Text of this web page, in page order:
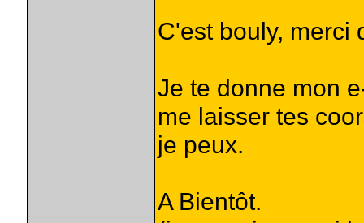
C'est bouly, merci
Je te donne mon
me laisser tes
je peux.
A Bientôt.